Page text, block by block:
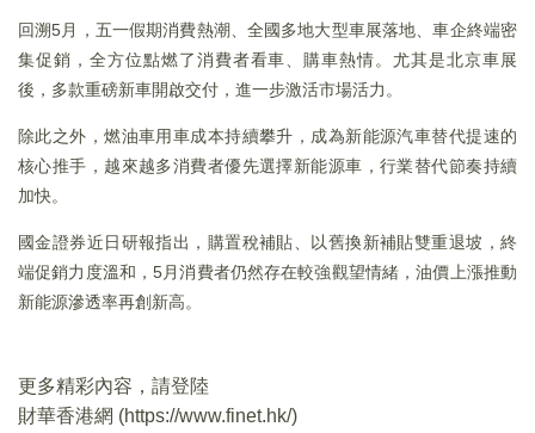
回溯5月，五一假期消費熱潮、全國多地大型車展落地、車企終端密
集促銷，全方位點燃了消費者看車、購車熱情。尤其是北京車展
後，多款重磅新車開啟交付，進一步激活市場活力。
除此之外，燃油車用車成本持續攀升，成為新能源汽車替代提速的
核心推手，越來越多消費者優先選擇新能源車，行業替代節奏持續
加快。
國金證券近日研報指出，購置稅補貼、以舊換新補貼雙重退坡，終
端促銷力度溫和，5月消費者仍然存在較強觀望情緒，油價上漲推動
新能源滲透率再創新高。
更多精彩內容，請登陸
財華香港網 (https://www.finet.hk/)